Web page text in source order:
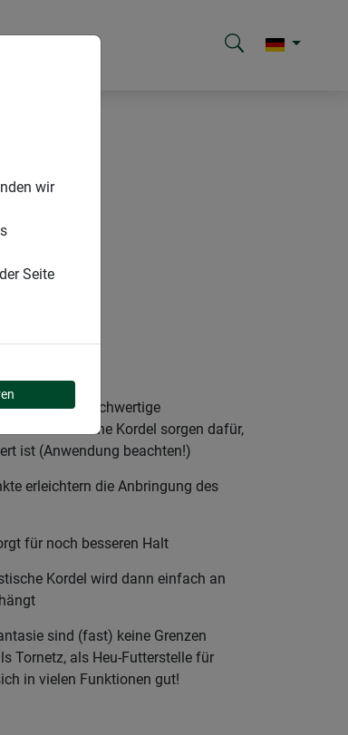
Material, hochwertige
eine elastische Kordel sorgen dafür,
ist (Anwendung beachten!)
erleichtern die Anbringung des
für noch besseren Halt
Kordel wird dann einfach an
sind (fast) keine Grenzen
Tornetz, als Heu-Futterstelle für
in vielen Funktionen gut!
wir
Seite